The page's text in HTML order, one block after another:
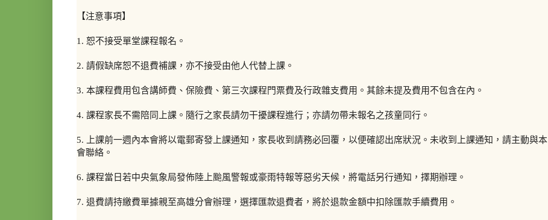
【注意事項】
1. 恕不接受單堂課程報名。
2. 請假缺席恕不退費補課，亦不接受由他人代替上課。
3. 本課程費用包含講師費、保險費、第三次課程門票費及行政雜支費用。其餘未提及費用不包含在內。
4. 課程家長不需陪同上課。隨行之家長請勿干擾課程進行；亦請勿帶未報名之孩童同行。
5. 上課前一週內本會將以電郵寄發上課通知，家長收到請務必回覆，以便確認出席狀況。未收到上課通知，請主動與本
會聯絡。
6. 課程當日若中央氣象局發佈陸上颱風警報或豪雨特報等惡劣天候，將電話另行通知，擇期辦理。
7. 退費請持繳費單據親至高雄分會辦理，選擇匯款退費者，將於退款金額中扣除匯款手續費用。